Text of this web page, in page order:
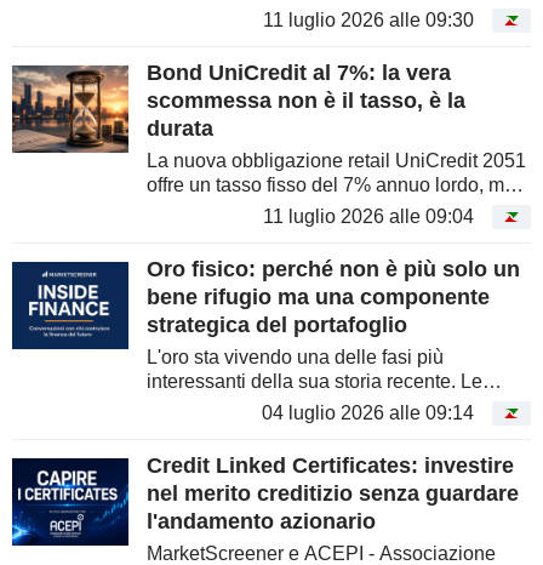
American Airlines entrano nella nuova serie
di Certificates Difesa 50 Fast. Una selezione
che mostra come il concetto di...
11 luglio 2026 alle 09:30
Bond UniCredit al 7%: la vera
scommessa non è il tasso, è la
durata
La nuova obbligazione retail UniCredit 2051
offre un tasso fisso del 7% annuo lordo, ma
gli interessi vengono pagati solo al rimborso
o alla scadenza. Per l'investitore, il punto
non è solo quanto...
11 luglio 2026 alle 09:04
Oro fisico: perché non è più solo un
bene rifugio ma una componente
strategica del portafoglio
L'oro sta vivendo una delle fasi più
interessanti della sua storia recente. Le
quotazioni hanno raggiunto nuovi massimi,
le banche centrali continuano ad
accumulare riserve e sempre più
consulenti...
04 luglio 2026 alle 09:14
Credit Linked Certificates: investire
nel merito creditizio senza guardare
l'andamento azionario
MarketScreener e ACEPI - Associazione